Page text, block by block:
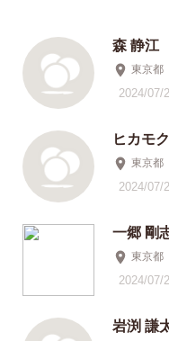
森 静江
東京都
2024/07/
ヒカモク
東京都
2024/07/
一郷 剛
東京都
2024/07/
岩渕 謙